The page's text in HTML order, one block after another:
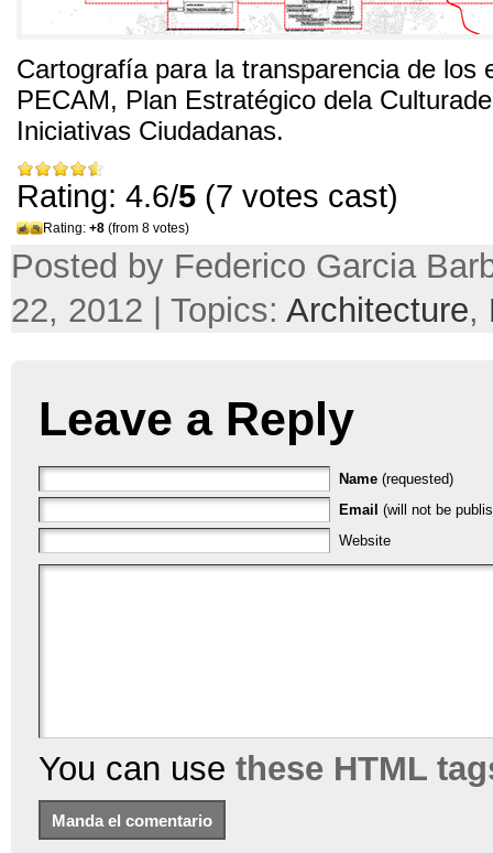
Cartografía para la transparencia de los
PECAM, Plan Estratégico dela
Iniciativas Ciudadanas.
Rating: 4.6/5 (7 votes cast)
Rating: +8 (from 8 votes)
Posted by Federico Garcia
22, 2012 | Topics: Architecture,
Leave a Reply
Name (requested)
Email (will not be
Website
You can use these HTML